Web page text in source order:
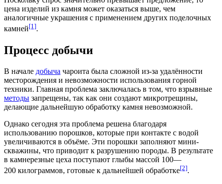
цена изделий из камня может оказаться выше, чем
аналогичные украшения с применением других поделочных
камней[1].
Процесс добычи
В начале добыча чароита была сложной из-за удалённости
месторождения и невозможности использования горной
техники. Главная проблема заключалась в том, что взрывные
методы запрещены, так как они создают микротрещины,
делающие дальнейшую обработку камня невозможной.
Однако сегодня эта проблема решена благодаря
использованию порошков, которые при контакте с водой
увеличиваются в объёме. Эти порошки заполняют мини-
скважины, что приводит к разрушению породы. В результате
в камнерезные цеха поступают глыбы массой 100—
200 килограммов, готовые к дальнейшей обработке[2].